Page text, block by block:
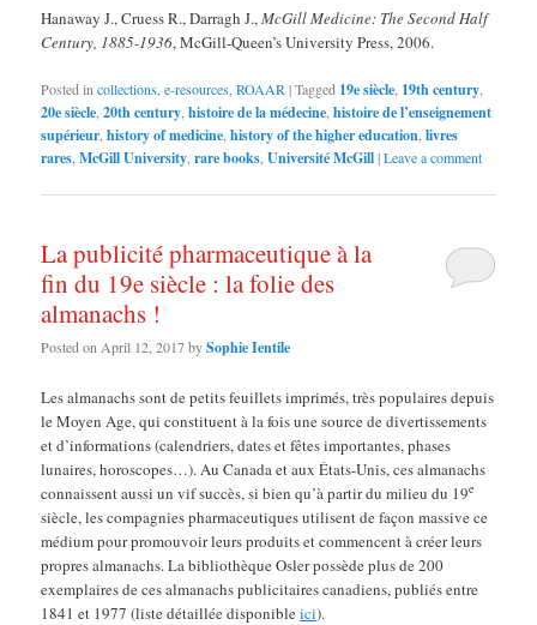
Hanaway J., Cruess R., Darragh J.,McGill Medicine: The Second Half
Century, 1885-1936, McGill-Queen’s University Press, 2006.
Posted in collections ,e-resources ,ROAAR |Tagged 19e siècle 19th century
20e siècle ,20th century ,histoire de la médecine ,histoire de l’enseignement
supérieur ,history of medicine ,history of the higher education ,livres
rares ,McGill University ,rare books ,Université McGill|Leave a comment
La publicité pharmaceutique à la
fin du 19e siècle : la folie des
almanachs !
Posted onApril 12, 2017bySophie Ientile
Les almanachs sont de petits feuillets imprimés, très populaires depuis
le Moyen Age, qui constituent à la fois une source de divertissements
et d’informations (calendriers, dates et fêtes importantes, phases
lunaires, horoscopes…). Au Canada et aux États-Unis, ces almanachs
connaissent aussi un vif succès, si bien qu’à partir du milieu du 19e
siècle, les compagnies pharmaceutiques utilisent de façon massive ce
médium pour promouvoir leurs produits et commencent à créer leurs
propres almanachs. La bibliothèque Osler possède plus de 200
exemplaires de ces almanachs publicitaires canadiens, publiés entre
1841 et 1977 (liste détaillée disponibleici).